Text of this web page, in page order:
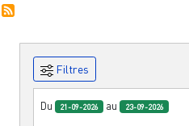
Filtres
Du 21-09-2026 au 23-09-2026